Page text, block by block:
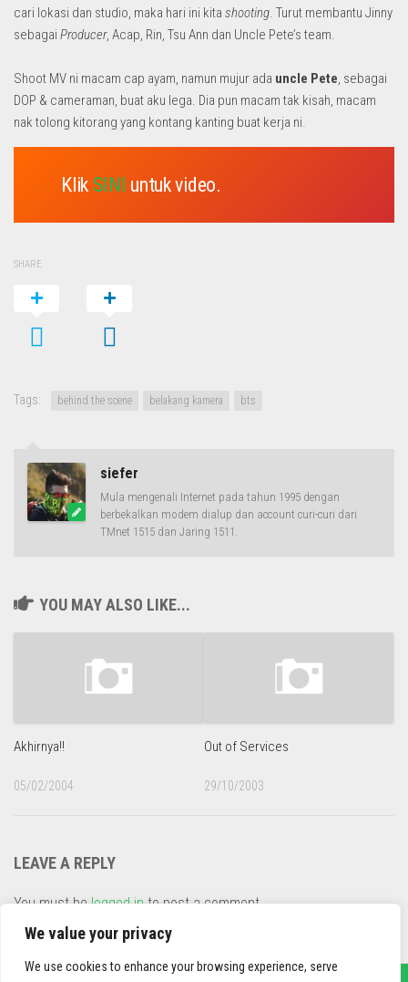
We value your privacy
We use cookies to enhance your browsing experience, serve
cari lokasi dan studio, maka hari ini kita shooting. Turut membantu Jinny
sebagai Producer, Acap, Rin, Tsu Ann dan Uncle Pete’s team.
Shoot MV ni macam cap ayam, namun mujur ada uncle Pete, sebagai
DOP & cameraman, buat aku lega. Dia pun macam tak kisah, macam
nak tolong kitorang yang kontang kanting buat kerja ni.
Klik SINI untuk video.
SHARE
Tags: behind the scene belakang kamera bts
siefer
Mula mengenali Internet pada tahun 1995 dengan
berbekalkan modem dialup dan account curi-curi dari
TMnet 1515 dan Jaring 1511.
YOU MAY ALSO LIKE...
Akhirnya!!
05/02/2004
Out of Services
29/10/2003
LEAVE A REPLY
You must belogged into post a comment.
This site uses Akismet to reduce spam.
comment data is processed